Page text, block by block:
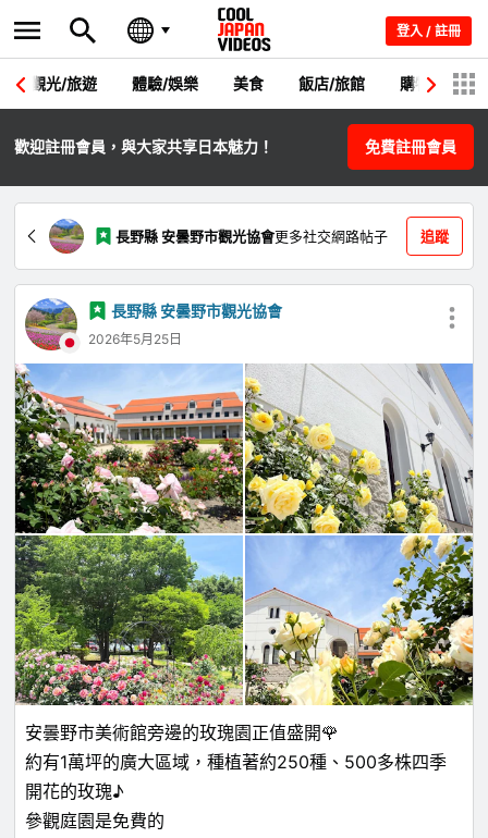
登入 / 註冊
觀光/旅遊 體驗/娛樂 美食 飯店/旅館 購物 節
歡迎註冊會員，與大家共享日本魅力！ 免費註冊會員
長野縣 安曇野市觀光協會更多社交網路帖子 追蹤
長野縣 安曇野市觀光協會
2026年5月25日
安曇野市美術館旁邊的玫瑰園正值盛開🌹
約有1萬坪的廣大區域，種植著約250種、500多株四季
開花的玫瑰♪
參觀庭園是免費的